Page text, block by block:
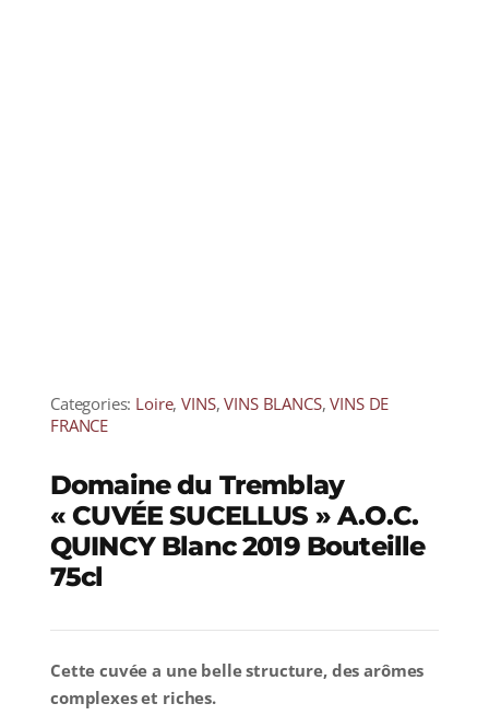
Categories: Loire,VINS,VINS BLANCS,VINS DE
FRANCE
Domaine du Tremblay
« CUVÉE SUCELLUS » A.O.C.
QUINCY Blanc 2019 Bouteille
75cl
Cette cuvée a une belle structure, des arômes
complexes et riches.